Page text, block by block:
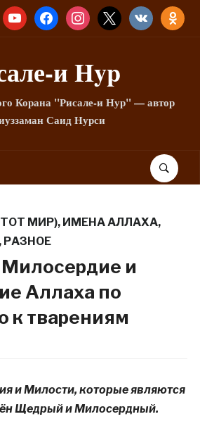
YOUTUBEFACEBOOKINSTAGRAM
X VKONTAKTE
и Hyp
Корана "Рисале-и Нур" — автор
Саид Нурси
МИР), ИМЕНА АЛЛАХА,
РАЗНОЕ
и
Аллаха по
к тварениям
и Милости, которые являются
Щедрый и Милосердный.